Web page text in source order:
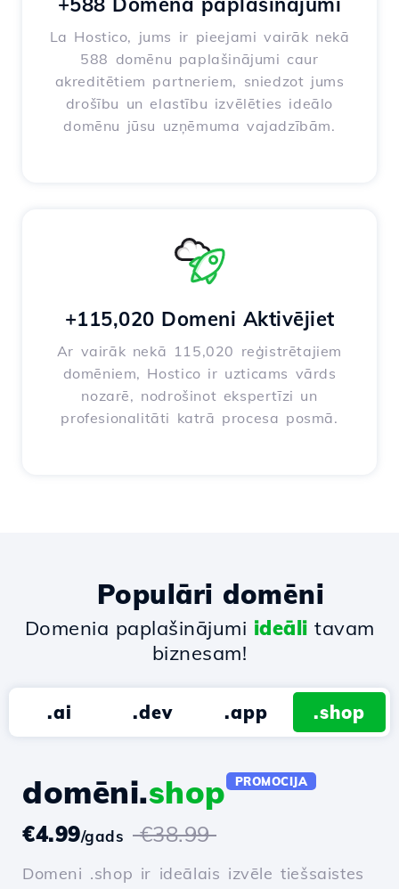
La Hostico, jums ir pieejami vairāk nekā
588 domēnu paplašinājumi caur
akreditētiem partneriem, sniedzot jums
drošību un elastību izvēlēties ideālo
domēnu jūsu uzņēmuma vajadzībām.
+115,020 Domeni Aktivējiet
Ar vairāk nekā 115,020 reģistrētajiem
domēniem, Hostico ir uzticams vārds
nozarē, nodrošinot ekspertīzi un
profesionalitāti katrā procesa posmā.
Populāri domēni
Domenia paplašinājumi ideāli tavam
biznesam!
.ai .dev .app .shop
domēni.shop PROMOCIJA
€4.99/gads €38.99
Domeni .shop ir ideālais izvēle tiešsaistes